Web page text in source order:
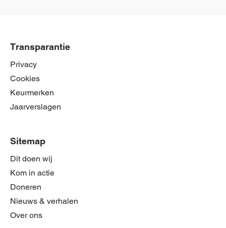
Transparantie
Privacy
Cookies
Keurmerken
Jaarverslagen
Sitemap
Dit doen wij
Kom in actie
Doneren
Nieuws & verhalen
Over ons